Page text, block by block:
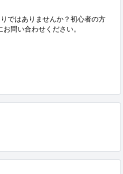
ではありませんか？初心者の方
問い合わせください。